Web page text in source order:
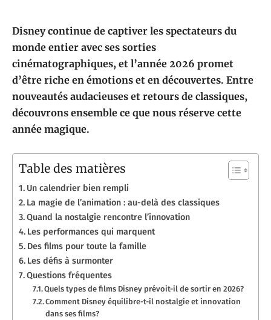
Disney continue de captiver les spectateurs du
monde entier avec ses sorties
cinématographiques, et l’année 2026 promet
d’être riche en émotions et en découvertes. Entre
nouveautés audacieuses et retours de classiques,
découvrons ensemble ce que nous réserve cette
année magique.
Table des matières
Un calendrier bien rempli
La magie de l’animation : au-delà des classiques
Quand la nostalgie rencontre l’innovation
Les performances qui marquent
Des films pour toute la famille
Les défis à surmonter
Questions fréquentes
Quels types de films Disney prévoit-il de sortir en 2026?
Comment Disney équilibre-t-il nostalgie et innovation
dans ses films?